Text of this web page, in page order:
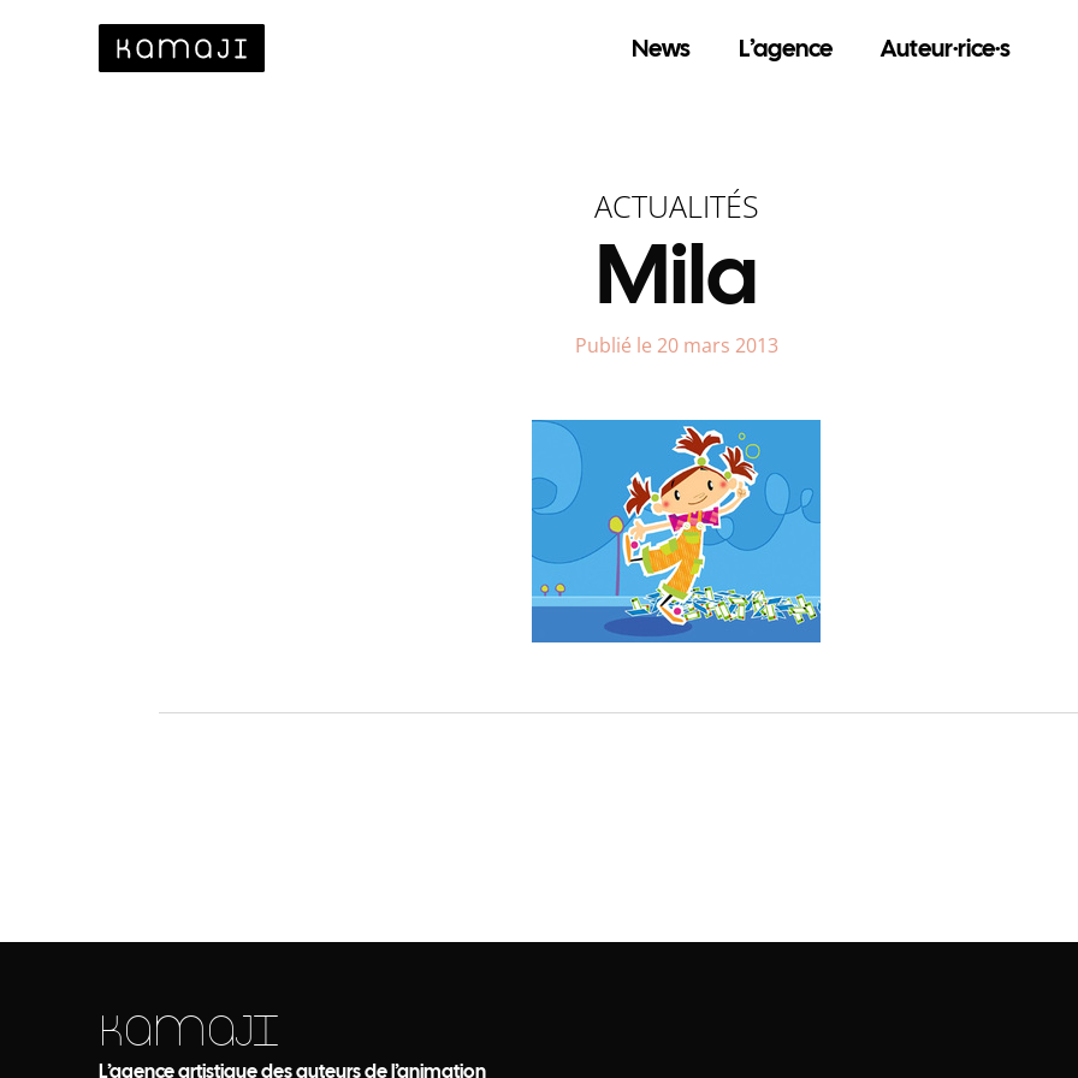
News L’agence Auteur·rice·s
ACTUALITÉS
Mila
Publié le 20 mars 2013
KAMAJI
L’agence artistique des auteurs de l’animation